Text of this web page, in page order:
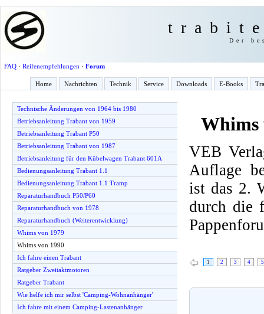
Der
FAQ· Reifenempfehlungen · Forum
Home Nachrichten Technik Service Downloads E-Books
Technische Änderungen von 1964 bis 1980
Betriebsanleitung Trabant von 1959
Betriebsanleitung Trabant P50
Betriebsanleitung Trabant von 1987
Betriebsanleitung für den Kübelwagen Trabant 601A
Bedienungsanleitung Trabant 1.1
Bedienungsanleitung Trabant 1.1 Tramp
Reparaturhandbuch P50/P60
Reparaturhandbuch von 1978
Reparaturhandbuch (Weiterentwicklung)
Whims von 1979
Whims von 1990
Ich fahre einen Trabant
Ratgeber Zweitaktmotoren
Ratgeber Trabant
Wie helfe ich mir selbst 'Camping-Wohnanhänger'
Ich fahre mit einem Camping-Lastenanhänger
Whims
VEB
Auflage
ist das 2.
durch die
1 2 3 4 5